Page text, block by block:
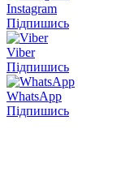
Instagram
Підпишись
Viber
Підпишись
WhatsApp
Підпишись